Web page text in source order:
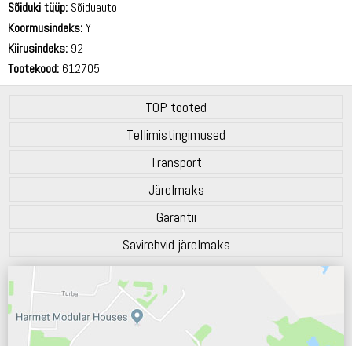
Sõiduki tüüp: Sõiduauto
Koormusindeks:Y
Kiirusindeks: 92
Tootekood: 612705
TOP tooted
Tellimistingimused
Transport
Järelmaks
Garantii
Savirehvid järelmaks